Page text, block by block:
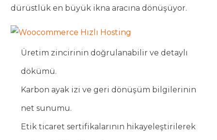
dürüstlük en büyük ikna aracına dönüşüyor.
Üretim zincirinin doğrulanabilir ve detaylı
dökümü.
Karbon ayak izi ve geri dönüşüm bilgilerinin
net sunumu.
Etik ticaret sertifikalarının hikayeleştirilerek